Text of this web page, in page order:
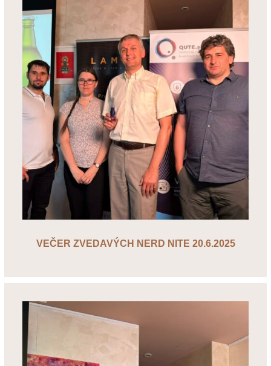
VEČER ZVEDAVÝCH NERD NITE 20.6.2025